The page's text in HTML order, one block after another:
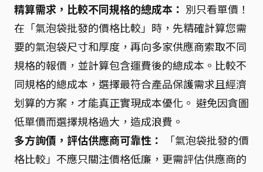
精算需求，比較不同規格的總成本： 別只看單價！
在「氣泡袋批發的價格比較」時，先精確計算您需
要的氣泡袋尺寸和厚度，再向多家供應商索取不同
規格的報價，並計算包含運費後的總成本。比較不
同規格的總成本，選擇最符合產品保護需求且經濟
划算的方案，才能真正實現成本優化。 避免因貪圖
低單價而選擇規格過大，造成浪費。
多方詢價，評估供應商可靠性：
「氣泡袋批發的價
格比較」不應只關注價格低廉，更需評估供應商的